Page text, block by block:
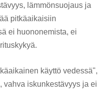
lämmönsuojaus ja
pitkäaikaisiin
ei huononemista, ei
käyttö vedessä",
vahva iskunkestävyys ja ei